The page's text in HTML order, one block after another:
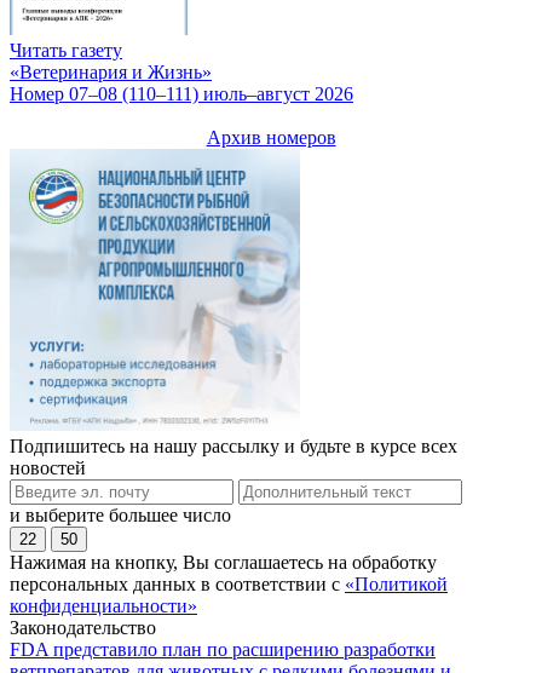
Читать газету
«Ветеринария и Жизнь»
Номер 07–08 (110–111) июль–август 2026
Архив номеров
Подпишитесь на нашу рассылку и будьте в курсе всех
новостей
и выберите большее число
22 50
Нажимая на кнопку, Вы соглашаетесь на обработку
персональных данных в соответствии с «Политикой
конфиденциальности»
Законодательство
FDA представило план по расширению разработки